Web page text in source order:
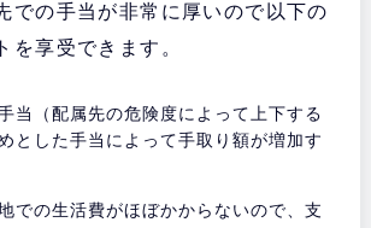
での手当が非常に厚いので以下の
を享受できます。
当（配属先の危険度によって上下する
とした手当によって手取り額が増加す
での生活費がほぼかからないので、支